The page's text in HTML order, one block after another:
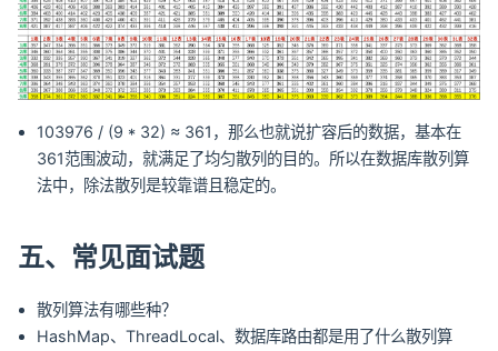
103976 / (9 * 32) ≈ 361，那么也就说扩容后的数据，基本在
361范围波动，就满足了均匀散列的目的。所以在数据库散列算
法中，除法散列是较靠谱且稳定的。
五、常见面试题
散列算法有哪些种？
HashMap、ThreadLocal、数据库路由都是用了什么散列算